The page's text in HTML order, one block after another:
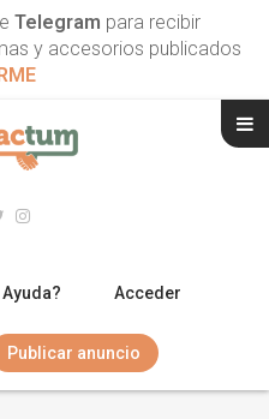
Telegram para recibir
y accesorios publicados
Acceder
Publicar anuncio